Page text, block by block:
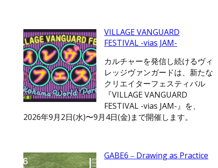
VILLAGE VANGUARD
FESTIVAL -vias JAM-
カルチャーを発信し続けるヴィ
レッジヴァンガードは、新たな
クリエイターフェスティバル
『VILLAGE VANGUARD
FESTIVAL -vias JAM-』を、
2026年9月2日(水)〜9月4日(金)まで開催します。
GABE6 ‒ Drawing as Practice